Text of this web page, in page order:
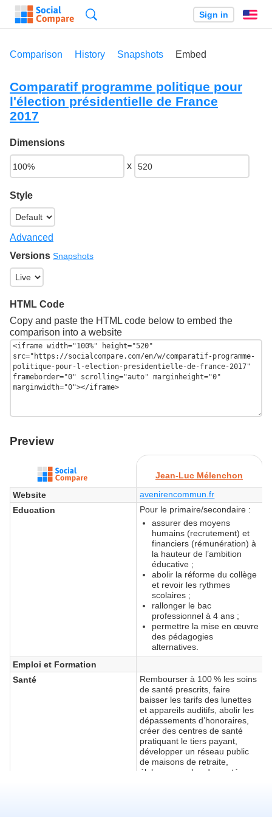
Sign in
Comparison History Snapshots Embed
Comparatif programme politique pour
l'élection présidentielle de France
2017
Dimensions
x
Style
Advanced
Versions Snapshots
HTML Code
Copy and paste the HTML code below to embed the
comparison into a website
Preview